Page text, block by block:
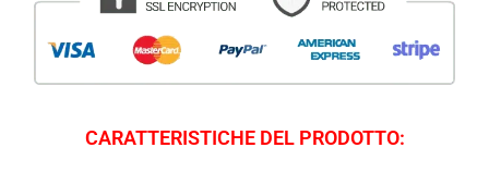
CARATTERISTICHE DEL PRODOTTO: